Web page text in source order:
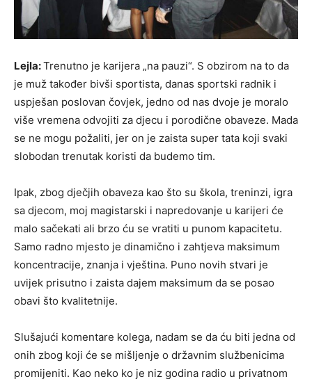
Lejla:Trenutno je karijera „na pauzi“. S obzirom na to da
je muž također bivši sportista, danas sportski radnik i
uspješan poslovan čovjek, jedno od nas dvoje je moralo
više vremena odvojiti za djecu i porodične obaveze. Mada
se ne mogu požaliti, jer on je zaista super tata koji svaki
slobodan trenutak koristi da budemo tim.
Ipak, zbog dječjih obaveza kao što su škola, treninzi, igra
sa djecom, moj magistarski i napredovanje u karijeri će
malo sačekati ali brzo ću se vratiti u punom kapacitetu.
Samo radno mjesto je dinamično i zahtjeva maksimum
koncentracije, znanja i vještina. Puno novih stvari je
uvijek prisutno i zaista dajem maksimum da se posao
obavi što kvalitetnije.
Slušajući komentare kolega, nadam se da ću biti jedna od
onih zbog koji će se mišljenje o državnim službenicima
promijeniti. Kao neko ko je niz godina radio u privatnom